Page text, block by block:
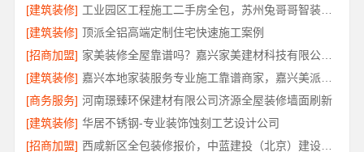
[建筑装修]
工业园区工程施工二手房全包，苏州兔哥哥智装新材料有限公司责任明确
[建筑装修] 顶派全铝高端定制住宅快速施工案例
[招商加盟]
家美装修全屋靠谱吗？嘉兴家美建材科技有限公司专业解答
[建筑装修]
[商务服务] 河南璟臻环保建材有限公司济源全屋装修墙面刷新
[建筑装修] 华居不锈钢-专业装饰蚀刻工艺设计公司
[招商加盟]
西咸新区全包装修报价，中蓝建投（北京）建设有限公司武功分公司透明公正